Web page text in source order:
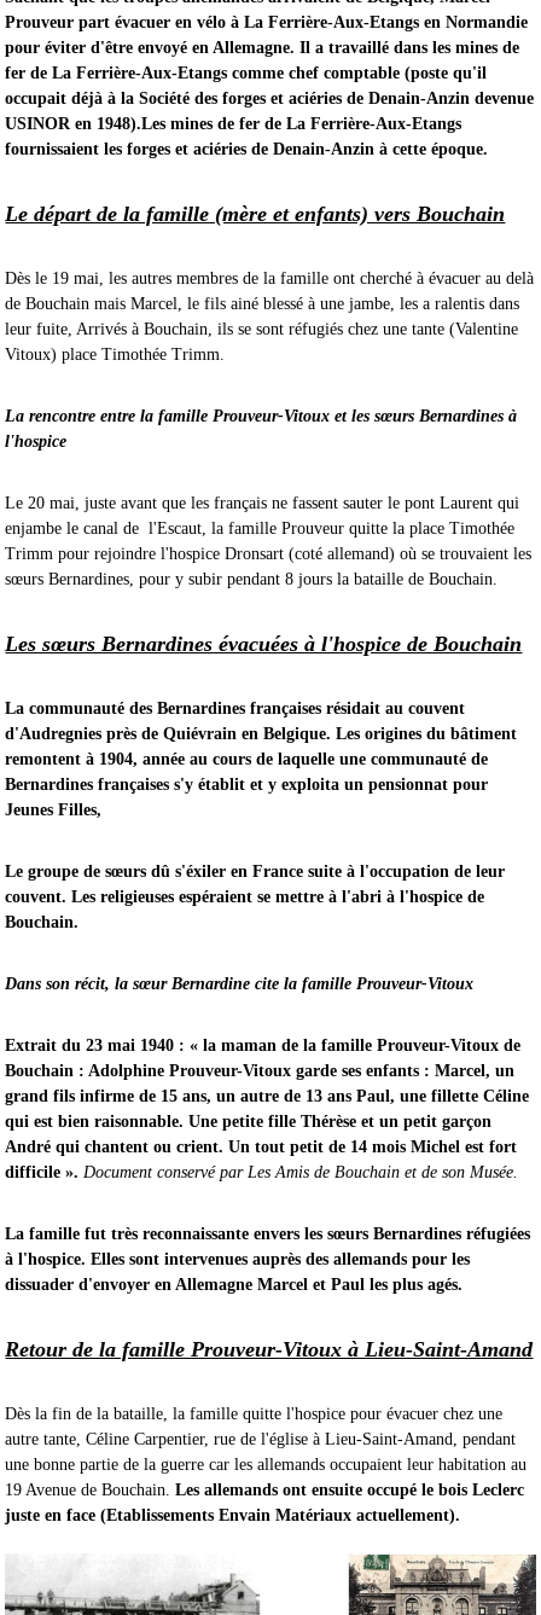
Prouveur part évacuer en vélo à La Ferrière-Aux-Etangs en Normandie
pour éviter d'être envoyé en Allemagne. Il a travaillé dans les mines de
fer de La Ferrière-Aux-Etangs comme chef comptable (poste qu'il
occupait déjà à la Société des forges et aciéries de Denain-Anzin devenue
USINOR en 1948).Les mines de fer de La Ferrière-Aux-Etangs
fournissaient les forges et aciéries de Denain-Anzin à cette époque.
Le départ de la famille (mère et enfants) vers Bouchain
Dès le 19 mai, les autres membres de la famille ont cherché à évacuer au delà
de Bouchain mais Marcel, le fils ainé blessé à une jambe, les a ralentis dans
leur fuite, Arrivés à Bouchain, ils se sont réfugiés chez une tante (Valentine
Vitoux) place Timothée Trimm.
La rencontre entre la famille Prouveur-Vitoux et les sœurs Bernardines à
l'hospice
Le 20 mai, juste avant que les français ne fassent sauter le pont Laurent qui
enjambe le canal de l'Escaut, la famille Prouveur quitte la place Timothée
Trimm pour rejoindre l'hospice Dronsart (coté allemand) où se trouvaient les
sœurs Bernardines, pour y subir pendant 8 jours la bataille de Bouchain.
Les sœurs Bernardines évacuées à l'hospice de Bouchain
La communauté des Bernardines françaises résidait au couvent
d'Audregnies près de Quiévrain en Belgique. Les origines du bâtiment
remontent à 1904, année au cours de laquelle une communauté de
Bernardines françaises s'y établit et y exploita un pensionnat pour
Jeunes Filles,
Le groupe de sœurs dû s'éxiler en France suite à l'occupation de leur
couvent. Les religieuses espéraient se mettre à l'abri à l'hospice de
Bouchain.
Dans son récit, la sœur Bernardine cite la famille Prouveur-Vitoux
Extrait du 23 mai 1940 : « la maman de la famille Prouveur-Vitoux de
Bouchain : Adolphine Prouveur-Vitoux garde ses enfants : Marcel, un
grand fils infirme de 15 ans, un autre de 13 ans Paul, une fillette Céline
qui est bien raisonnable. Une petite fille Thérèse et un petit garçon
André qui chantent ou crient. Un tout petit de 14 mois Michel est fort
difficile ». Document conservé par Les Amis de Bouchain et de son Musée.
La famille fut très reconnaissante envers les sœurs Bernardines réfugiées
à l'hospice. Elles sont intervenues auprès des allemands pour les
dissuader d'envoyer en Allemagne Marcel et Paul les plus agés.
Retour de la famille Prouveur-Vitoux à Lieu-Saint-Amand
Dès la fin de la bataille, la famille quitte l'hospice pour évacuer chez une
autre tante, Céline Carpentier, rue de l'église à Lieu-Saint-Amand, pendant
une bonne partie de la guerre car les allemands occupaient leur habitation au
19 Avenue de Bouchain.Les allemands ont ensuite occupé le bois Leclerc
juste en face (Etablissements Envain Matériaux actuellement).